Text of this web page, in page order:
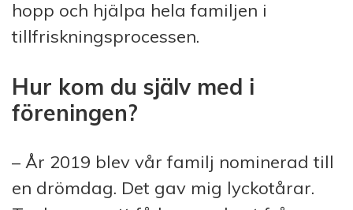
hopp och hjälpa hela familjen i
tillfriskningsprocessen.
Hur kom du själv med i
föreningen?
– År 2019 blev vår familj nominerad till
en drömdag. Det gav mig lyckotårar.